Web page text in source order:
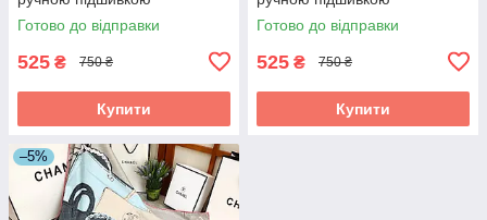
Готово до відправки
525 ₴ 750 ₴
Купити
Готово до відправки
525 ₴ 750 ₴
Купити
–5%